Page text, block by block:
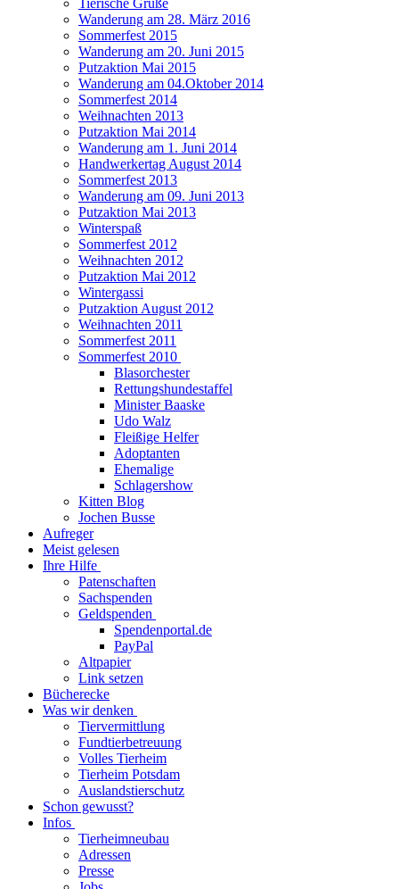
Tierische Grüße
Wanderung am 28. März 2016
Sommerfest 2015
Wanderung am 20. Juni 2015
Putzaktion Mai 2015
Wanderung am 04.Oktober 2014
Sommerfest 2014
Weihnachten 2013
Putzaktion Mai 2014
Wanderung am 1. Juni 2014
Handwerkertag August 2014
Sommerfest 2013
Wanderung am 09. Juni 2013
Putzaktion Mai 2013
Winterspaß
Sommerfest 2012
Weihnachten 2012
Putzaktion Mai 2012
Wintergassi
Putzaktion August 2012
Weihnachten 2011
Sommerfest 2011
Sommerfest 2010
Blasorchester
Rettungshundestaffel
Minister Baaske
Udo Walz
Fleißige Helfer
Adoptanten
Ehemalige
Schlagershow
Kitten Blog
Jochen Busse
Aufreger
Meist gelesen
Ihre Hilfe
Patenschaften
Sachspenden
Geldspenden
Spendenportal.de
PayPal
Altpapier
Link setzen
Bücherecke
Was wir denken
Tiervermittlung
Fundtierbetreuung
Volles Tierheim
Tierheim Potsdam
Auslandstierschutz
Schon gewusst?
Infos
Tierheimneubau
Adressen
Presse